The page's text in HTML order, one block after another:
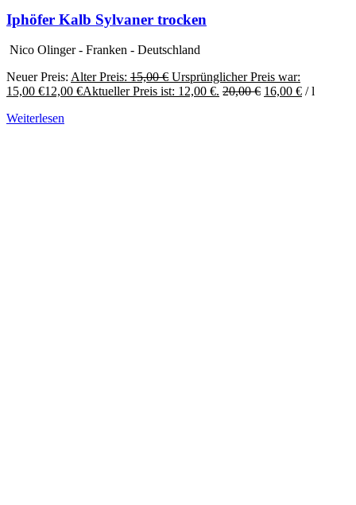
Iphöfer Kalb Sylvaner trocken
Nico Olinger - Franken - Deutschland
Neuer Preis: Alter Preis: 15,00€ Ursprünglicher Preis war:
15,00 €12,00 €Aktueller Preis ist: 12,00 €. 20,00€ 16,00 € /l
Weiterlesen